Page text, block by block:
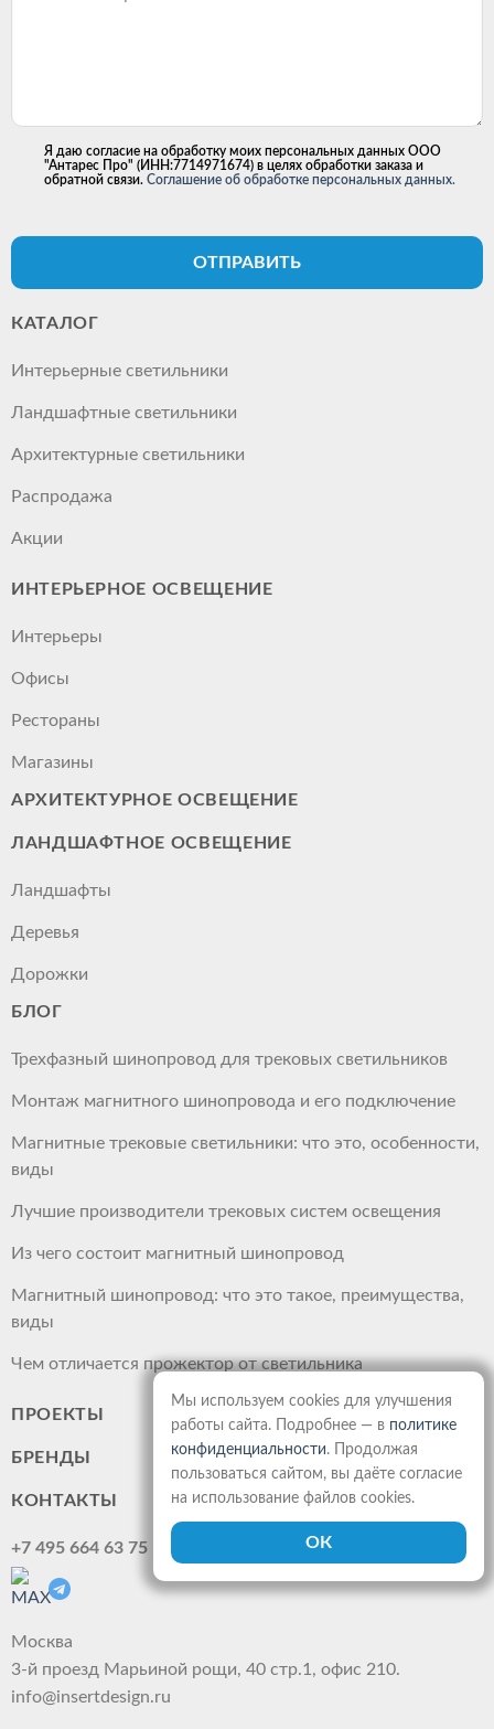
Я даю согласие на обработку моих персональных данных ООО
"Антарес Про" (ИНН:7714971674) в целях обработки заказа и
обратной связи. Соглашение об обработке персональных данных.
ОТПРАВИТЬ
КАТАЛОГ
Интерьерные светильники
Ландшафтные светильники
Архитектурные светильники
Распродажа
Акции
ИНТЕРЬЕРНОЕ ОСВЕЩЕНИЕ
Интерьеры
Офисы
Рестораны
Магазины
АРХИТЕКТУРНОЕ ОСВЕЩЕНИЕ
ЛАНДШАФТНОЕ ОСВЕЩЕНИЕ
Ландшафты
Деревья
Дорожки
БЛОГ
Трехфазный шинопровод для трековых светильников
Монтаж магнитного шинопровода и его подключение
Магнитные трековые светильники: что это, особенности,
виды
Лучшие производители трековых систем освещения
Из чего состоит магнитный шинопровод
Магнитный шинопровод: что это такое, преимущества,
виды
Чем отличается прожектор от светильника
ПРОЕКТЫ
БРЕНДЫ
КОНТАКТЫ
+7 495 664 63 75
Москва
3-й проезд Марьиной рощи, 40 стр.1, офис 210.
info@insertdesign.ru
Мы используем cookies для улучшения
работы сайта. Подробнее — в политике
конфиденциальности. Продолжая
пользоваться сайтом, вы даёте согласие
на использование файлов cookies.